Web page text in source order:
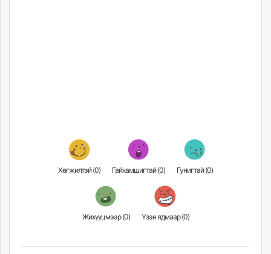
Хөгжилтэй (0) Гайхамшигтай (0) Гунигтай (0)
Жихүүцмээр (0) Үзэн ядмаар (0)